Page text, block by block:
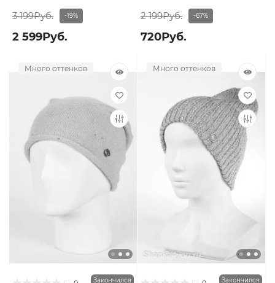
3 199Руб. -19%
2 599Руб.
2 199Руб. -67%
720Руб.
Много оттенков
Закончился
Много оттенков
Закончился